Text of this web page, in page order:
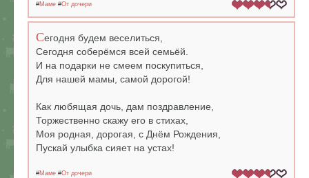
#Маме #От дочери
Сегодня будем веселиться,
Сегодня соберёмся всей семьёй.
И на подарки не смеем поскупиться,
Для нашей мамы, самой дорогой!
Как любящая дочь, дам поздравление,
Торжественно скажу его в стихах,
Моя родная, дорогая, с Днём Рождения,
Пускай улыбка сияет на устах!
#Маме #От дочери